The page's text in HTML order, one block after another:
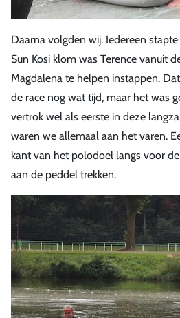
Daarna volgden wij. Iedereen
Sun Kosi klom was Terence vanuit
Magdalena te helpen instappen.
de race nog wat tijd, maar het was
vertrok wel als eerste in deze
waren we allemaal aan het varen.
kant van het polodoel langs voor
aan de peddel trekken.